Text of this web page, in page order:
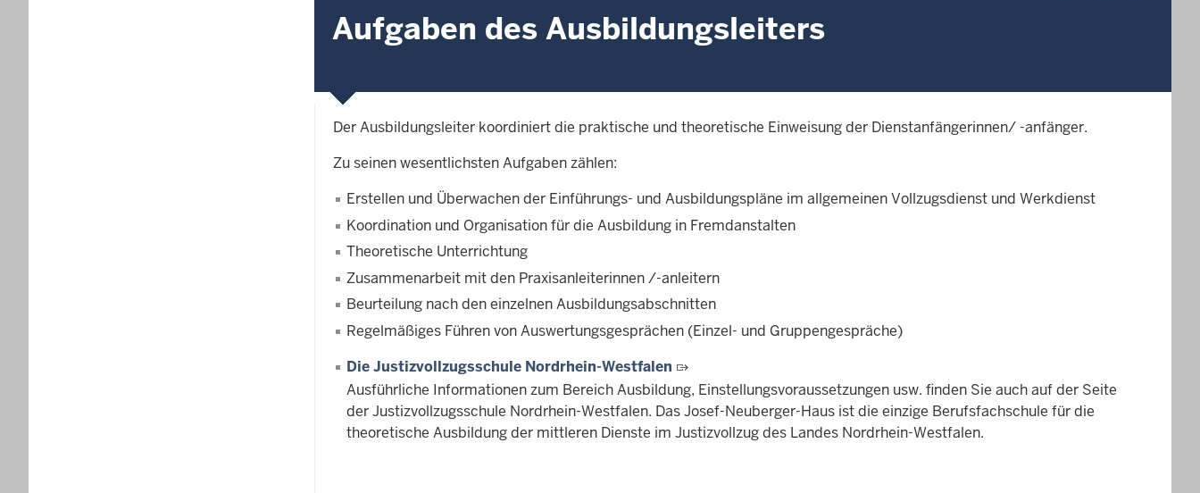
Aufgaben des Ausbildungsleiters
Der Ausbildungsleiter koordiniert die praktische und theoretische Einweisung der Dienstanfängerinnen/ -anfänger.
Zu seinen wesentlichsten Aufgaben zählen:
Erstellen und Überwachen der Einführungs- und Ausbildungspläne im allgemeinen Vollzugsdienst und Werkdienst
Koordination und Organisation für die Ausbildung in Fremdanstalten
Theoretische Unterrichtung
Zusammenarbeit mit den Praxisanleiterinnen /-anleitern
Beurteilung nach den einzelnen Ausbildungsabschnitten
Regelmäßiges Führen von Auswertungsgesprächen (Einzel- und Gruppengespräche)
Die Justizvollzugsschule Nordrhein-Westfalen
Ausführliche Informationen zum Bereich Ausbildung, Einstellungsvoraussetzungen usw. finden Sie auch auf der Seite
der Justizvollzugsschule Nordrhein-Westfalen. Das Josef-Neuberger-Haus ist die einzige Berufsfachschule für die
theoretische Ausbildung der mittleren Dienste im Justizvollzug des Landes Nordrhein-Westfalen.